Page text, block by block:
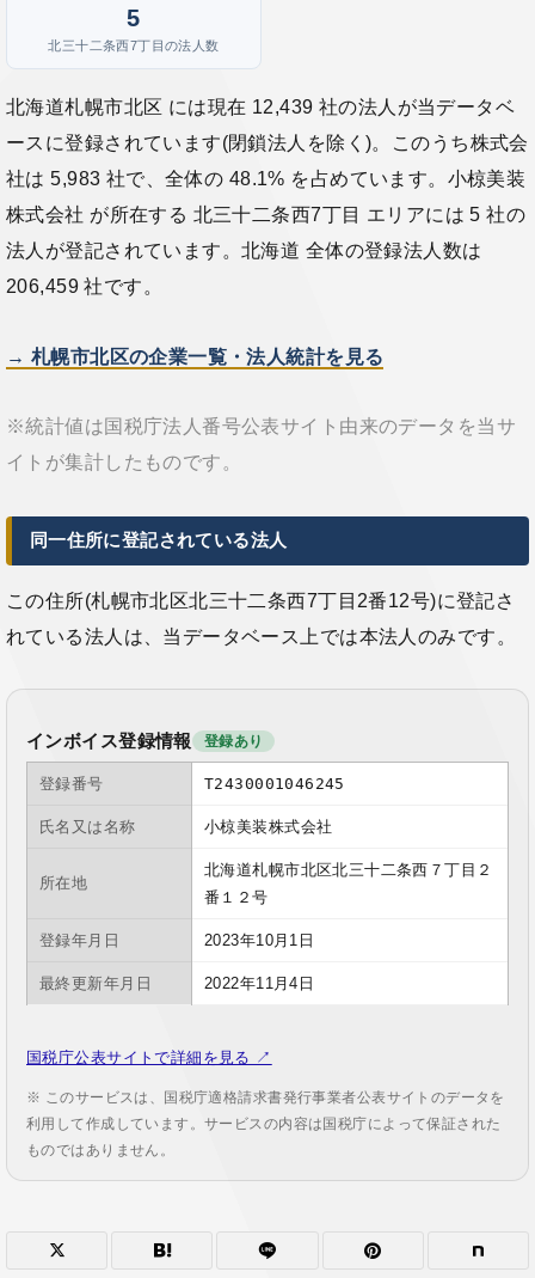
5
北三十二条西7丁目の法人数
北海道札幌市北区 には現在 12,439 社の法人が当データベ
ースに登録されています(閉鎖法人を除く)。このうち株式会
社は 5,983 社で、全体の 48.1% を占めています。小椋美装
株式会社 が所在する 北三十二条西7丁目 エリアには 5 社の
法人が登記されています。北海道 全体の登録法人数は
206,459 社です。
→ 札幌市北区の企業一覧・法人統計を見る
※統計値は国税庁法人番号公表サイト由来のデータを当サ
イトが集計したものです。
同一住所に登記されている法人
この住所(札幌市北区北三十二条西7丁目2番12号)に登記さ
れている法人は、当データベース上では本法人のみです。
インボイス登録情報 登録あり
登録番号 T2430001046245
氏名又は名称 小椋美装株式会社
所在地
北海道札幌市北区北三十二条西７丁目２
番１２号
登録年月日 2023年10月1日
最終更新年月日 2022年11月4日
国税庁公表サイトで詳細を見る ↗
※ このサービスは、国税庁適格請求書発行事業者公表サイトのデータを
利用して作成しています。サービスの内容は国税庁によって保証された
ものではありません。